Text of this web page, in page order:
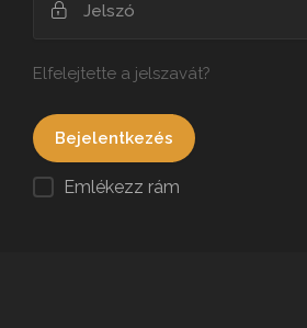
Elfelejtette a jelszavát?
Emlékezz rám